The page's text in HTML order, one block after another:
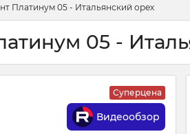
Платинум 05 - Итальянский орех
05 -
Суперцена
Видеообзор